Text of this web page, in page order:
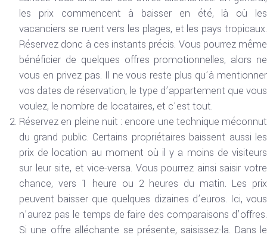
les prix commencent à baisser en été, là où les
vacanciers se ruent vers les plages, et les pays tropicaux.
Réservez donc à ces instants précis. Vous pourrez même
bénéficier de quelques offres promotionnelles, alors ne
vous en privez pas. Il ne vous reste plus qu’à mentionner
vos dates de réservation, le type d’appartement que vous
voulez, le nombre de locataires, et c’est tout.
Réservez en pleine nuit : encore une technique méconnut
du grand public. Certains propriétaires baissent aussi les
prix de location au moment où il y a moins de visiteurs
sur leur site, et vice-versa. Vous pourrez ainsi saisir votre
chance, vers 1 heure ou 2 heures du matin. Les prix
peuvent baisser que quelques dizaines d’euros. Ici, vous
n’aurez pas le temps de faire des comparaisons d’offres.
Si une offre alléchante se présente, saisissez-la. Dans le